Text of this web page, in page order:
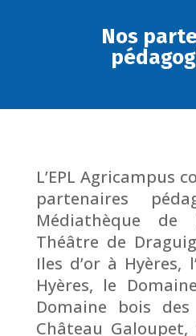
Nos
L’EPL Agricampus
partenaires
Médiathèque de
Théâtre de
Iles d’or à Hyères,
Hyères, le
Domaine bois
Château